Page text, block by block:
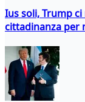
Ius soli, Trump
cittadinanza per